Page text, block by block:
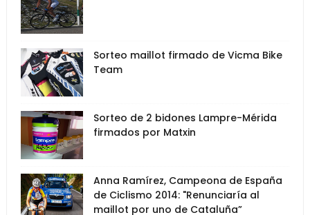
Sorteo maillot firmado de Vicma Bike
Team
Sorteo de 2 bidones Lampre-Mérida
firmados por Matxin
Anna Ramírez, Campeona de España
de Ciclismo 2014: "Renunciaría al
maillot por uno de Cataluña”